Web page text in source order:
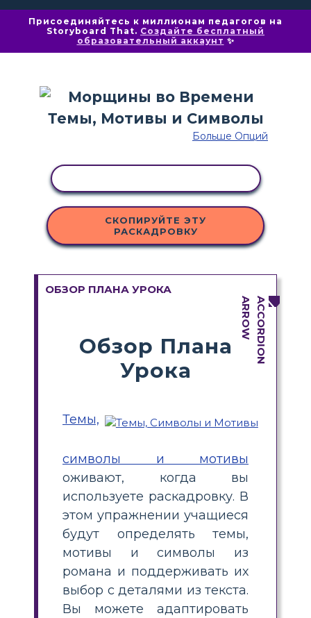
Присоединяйтесь к миллионам педагогов на
Storyboard That. Создайте бесплатный
образовательный аккаунт ✨
Больше Опций
СКОПИРУЙТЕ ЭТУ
РАСКАДРОВКУ
ОБЗОР ПЛАНА УРОКА
Обзор Плана
Урока
Темы,
символы и мотивы
оживают, когда вы
используете раскадровку. В
этом упражнении учащиеся
будут определять темы,
мотивы и символы из
романа и поддерживать их
выбор с деталями из текста.
Вы можете адаптировать